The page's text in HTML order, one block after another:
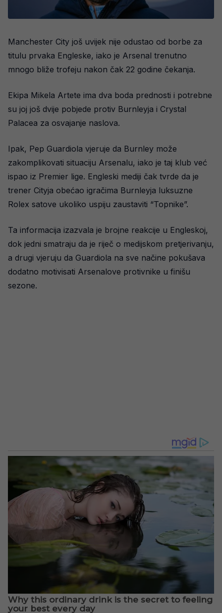
Manchester City još uvijek nije odustao od borbe za
titulu prvaka Engleske, iako je Arsenal trenutno
mnogo bliže trofeju nakon čak 22 godine čekanja.
Ekipa Mikela Artete ima dva boda prednosti i potrebne
su joj još dvije pobjede protiv Burnleyja i Crystal
Palacea za osvajanje naslova.
Ipak, Pep Guardiola vjeruje da Burnley može
zakomplikovati situaciju Arsenalu, iako je taj klub već
ispao iz Premier lige. Engleski mediji čak tvrde da je
trener Cityja obećao igračima Burnleyja luksuzne
Rolex satove ukoliko uspiju zaustaviti “Topnike”.
Ta informacija izazvala je brojne reakcije u Engleskoj,
dok jedni smatraju da je riječ o medijskom pretjerivanju,
a drugi vjeruju da Guardiola na sve načine pokušava
dodatno motivisati Arsenalove protivnike u finišu
sezone.